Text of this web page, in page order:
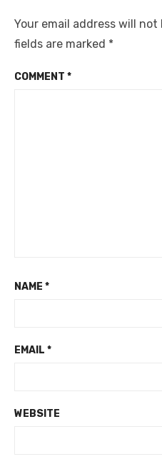
Your email address will not
fields are marked *
COMMENT *
NAME *
EMAIL *
WEBSITE